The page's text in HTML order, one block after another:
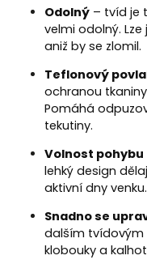
Odolný – tvíd je
velmi odolný.
aniž by se zlomil.
Teflonový
ochranou
Pomáhá
tekutiny.
Volnost pohybu
lehký design
aktivní dny venku.
Snadno se
dalším tvídovým
klobouky a